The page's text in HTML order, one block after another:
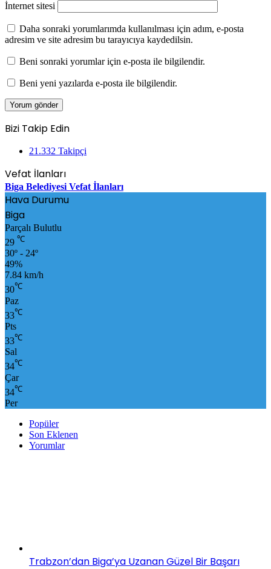
İnternet sitesi
Daha sonraki yorumlarımda kullanılması için adım, e-posta
adresim ve site adresim bu tarayıcıya kaydedilsin.
Beni sonraki yorumlar için e-posta ile bilgilendir.
Beni yeni yazılarda e-posta ile bilgilendir.
Bizi Takip Edin
21.332 Takipçi
Vefat İlanları
Biga Belediyesi Vefat İlanları
Hava Durumu
Biga
Parçalı Bulutlu
29 ℃
30º - 24º
49%
7.84 km/h
30℃
Paz
33℃
Pts
33℃
Sal
34℃
Çar
34℃
Per
Popüler
Son Eklenen
Yorumlar
Trabzon’dan Biga’ya Uzanan Güzel Bir Başarı